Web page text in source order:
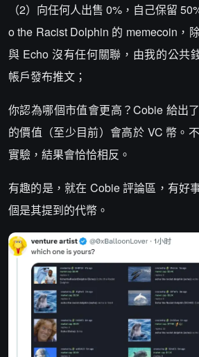
（2）向任何人出售 0%，自己保留
o the Racist Dolphin 的 memecoin，
與 Echo 沒有任何關聯，由我的公共
帳戶發布推文；
你認為哪個市值會更高？Cobie 給出
的價值（至少目前）會高於 VC 幣。
實驗，結果會恰恰相反。
有趣的是，就在 Cobie 評論區，有好
個是其提到的代幣。